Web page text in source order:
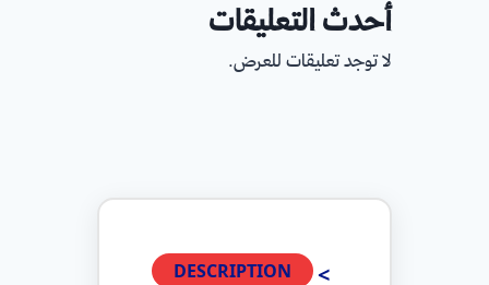
أحدث التعليقات
لا توجد تعليقات للعرض.
DESCRIPTION